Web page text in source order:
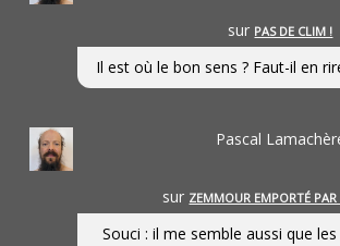
sur PAS DE CLIM !
Il est où le bon sens ? Faut-il en
Pascal
sur ZEMMOUR EMPORTÉ
Souci : il me semble aussi que